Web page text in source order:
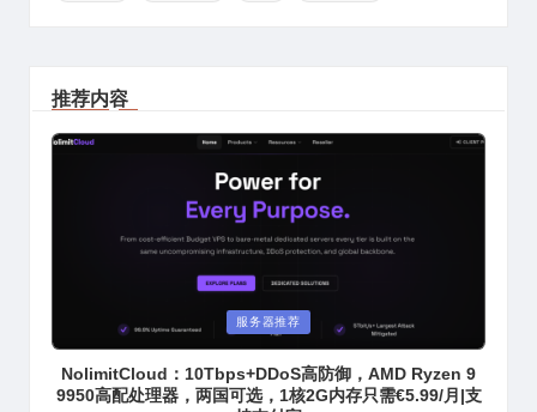
推荐内容
Posted
in
服务器推荐
NolimitCloud：10Tbps+DDoS高防御，AMD Ryzen 9
9950高配处理器，两国可选，1核2G内存只需€5.99/月|支